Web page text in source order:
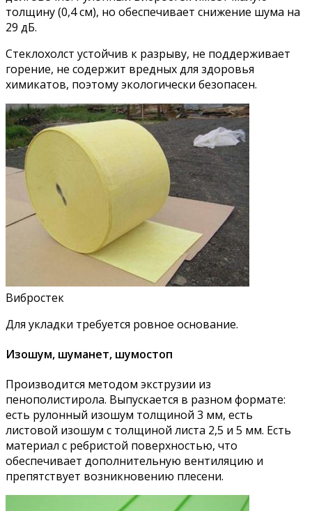
толщину (0,4 см), но обеспечивает снижение шума на
29 дБ.
Стеклохолст устойчив к разрыву, не поддерживает
горение, не содержит вредных для здоровья
химикатов, поэтому экологически безопасен.
Вибростек
Для укладки требуется ровное основание.
Изошум, шуманет, шумостоп
Производится методом экструзии из
пенополистирола. Выпускается в разном формате:
есть рулонный изошум толщиной 3 мм, есть
листовой изошум с толщиной листа 2,5 и 5 мм. Есть
материал с ребристой поверхностью, что
обеспечивает дополнительную вентиляцию и
препятствует возникновению плесени.